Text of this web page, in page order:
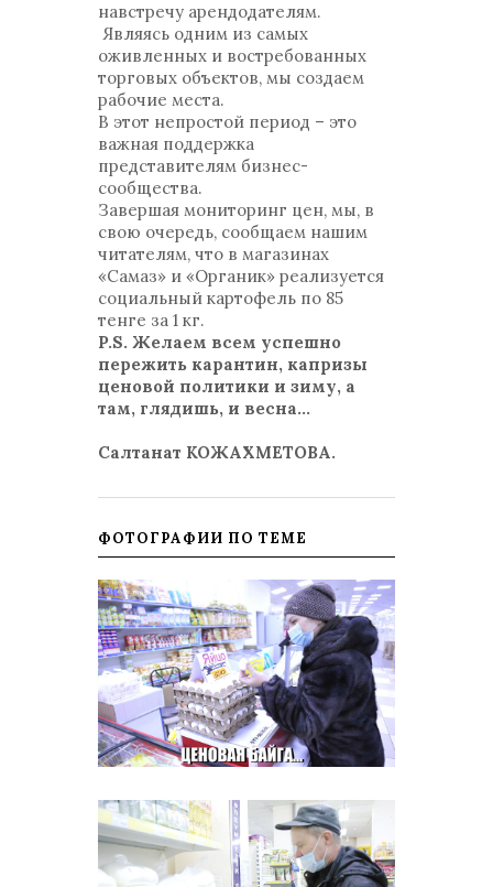
навстречу арендодателям.
Являясь одним из самых
оживленных и востребованных
торговых объектов, мы создаем
рабочие места.
В этот непростой период – это
важная поддержка
представителям бизнес-
сообщества.
Завершая мониторинг цен, мы, в
свою очередь, сообщаем нашим
читателям, что в магазинах
«Самаз» и «Органик» реализуется
социальный картофель по 85
тенге за 1 кг.
P.S. Желаем всем успешно
пережить карантин, капризы
ценовой политики и зиму, а
там, глядишь, и весна…
Салтанат КОЖАХМЕТОВА.
ФОТОГРАФИИ ПО ТЕМЕ